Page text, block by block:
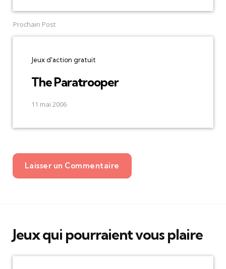
Prochain Post
Jeux d'action gratuit
The Paratrooper
11 mai 2006
Laisser un Commentaire
Jeux qui pourraient vous plaire